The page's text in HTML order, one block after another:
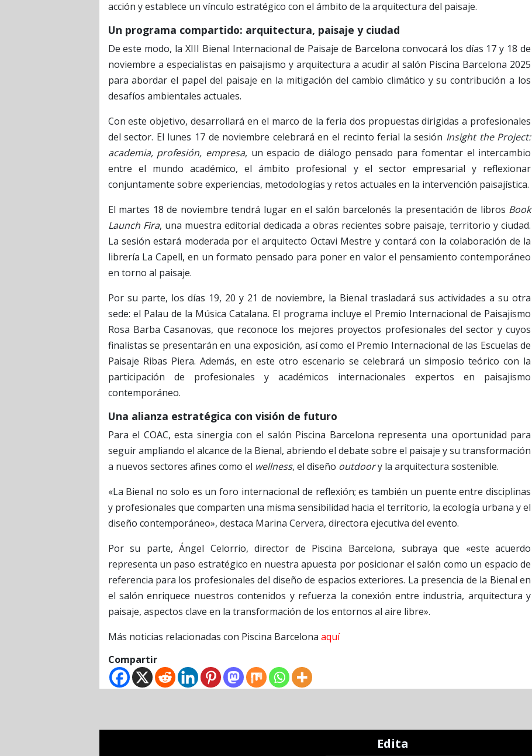
acción y establece un vínculo estratégico con el ámbito de la arquitectura del paisaje.
Un programa compartido: arquitectura, paisaje y ciudad
De este modo, la XIII Bienal Internacional de Paisaje de Barcelona convocará los días 17 y 18 de
noviembre a especialistas en paisajismo y arquitectura a acudir al salón Piscina Barcelona 2025
para abordar el papel del paisaje en la mitigación del cambio climático y su contribución a los
desafíos ambientales actuales.
Con este objetivo, desarrollará en el marco de la feria dos propuestas dirigidas a profesionales
del sector. El lunes 17 de noviembre celebrará en el recinto ferial la sesión Insight the Project:
academia, profesión, empresa, un espacio de diálogo pensado para fomentar el intercambio
entre el mundo académico, el ámbito profesional y el sector empresarial y reflexionar
conjuntamente sobre experiencias, metodologías y retos actuales en la intervención paisajística.
El martes 18 de noviembre tendrá lugar en el salón barcelonés la presentación de libros Book
Launch Fira, una muestra editorial dedicada a obras recientes sobre paisaje, territorio y ciudad.
La sesión estará moderada por el arquitecto Octavi Mestre y contará con la colaboración de la
librería La Capell, en un formato pensado para poner en valor el pensamiento contemporáneo
en torno al paisaje.
Por su parte, los días 19, 20 y 21 de noviembre, la Bienal trasladará sus actividades a su otra
sede: el Palau de la Música Catalana. El programa incluye el Premio Internacional de Paisajismo
Rosa Barba Casanovas, que reconoce los mejores proyectos profesionales del sector y cuyos
finalistas se presentarán en una exposición, así como el Premio Internacional de las Escuelas de
Paisaje Ribas Piera. Además, en este otro escenario se celebrará un simposio teórico con la
participación de profesionales y académicos internacionales expertos en paisajismo
contemporáneo.
Una alianza estratégica con visión de futuro
Para el COAC, esta sinergia con el salón Piscina Barcelona representa una oportunidad para
seguir ampliando el alcance de la Bienal, abriendo el debate sobre el paisaje y su transformación
a nuevos sectores afines como el wellness, el diseño outdoory la arquitectura sostenible.
«La Bienal no solo es un foro internacional de reflexión; es también un puente entre disciplinas
y profesionales que comparten una misma sensibilidad hacia el territorio, la ecología urbana y el
diseño contemporáneo», destaca Marina Cervera, directora ejecutiva del evento.
Por su parte, Ángel Celorrio, director de Piscina Barcelona, subraya que «este acuerdo
representa un paso estratégico en nuestra apuesta por posicionar el salón como un espacio de
referencia para los profesionales del diseño de espacios exteriores. La presencia de la Bienal en
el salón enriquece nuestros contenidos y refuerza la conexión entre industria, arquitectura y
paisaje, aspectos clave en la transformación de los entornos al aire libre».
Más noticias relacionadas con Piscina Barcelona aquí
Compartir
Edita